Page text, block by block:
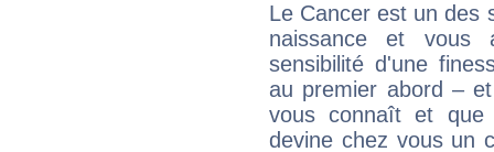
Le Cancer est un des
naissance et vous
sensibilité d'une
au premier abord –
vous connaît et
devine chez vous un